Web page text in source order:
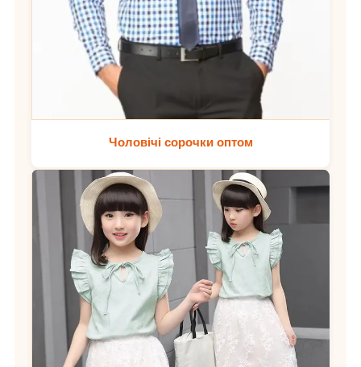
Чоловічі сорочки оптом